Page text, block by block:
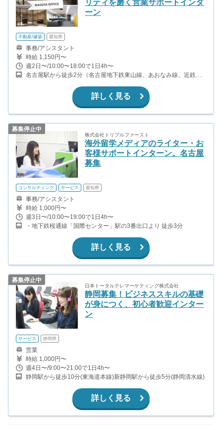
リティを磨く営業サポートインタ
ーン
不動産/建築 愛知県
事務/アシスタント
時給 1,150円〜
週2日〜/10:00〜18:00で1日4h〜
名古屋駅から徒歩2分（名古屋地下鉄東山線、あおなみ線、近鉄名
ター駅から徒歩9分（名古屋地下鉄桜通線）
詳しく見る
募集停止中
株式会社トリプルファースト
海外留学メディアのライター・お
客様サポートインターン。名古屋
募集
コンサルティング サービス 愛知県
事務/アシスタント
時給 1,000円〜
週3日〜/10:00〜19:00で1日4h〜
・地下鉄桜通線「国際センター」駅の3番出口より 徒歩3分
詳しく見る
募集停止中
日本トータルテレマーケティング株式会社
静岡募集！ビジネススキルの基礎
が身につく、初心者歓迎インター
ン
サービス 静岡県
営業
時給 1,000円〜
週4日〜/9:00〜21:00で1日4h〜
静岡駅から徒歩10分(東海道本線)新静岡駅から徒歩5分(静岡清水線)
詳しく見る